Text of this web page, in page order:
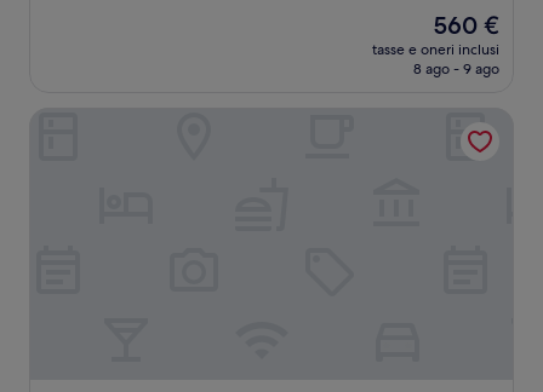
Il
prezzo
attuale
560 €
560 €
tasse e oneri inclusi
8 ago - 9 ago